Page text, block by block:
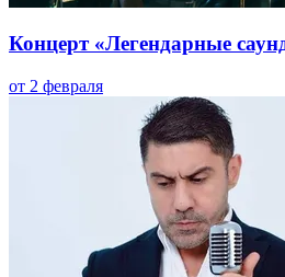
Концерт «Легендарные
от 2 февраля